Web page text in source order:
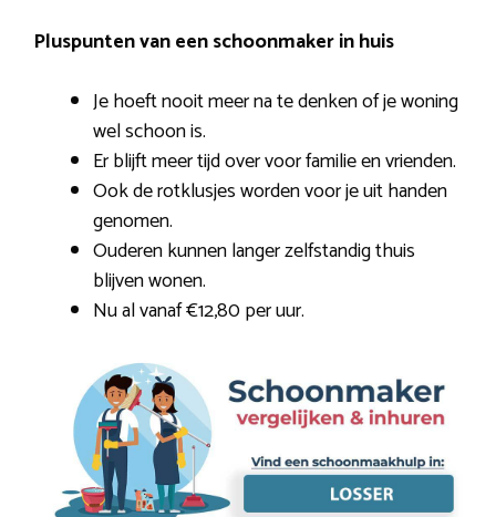
Pluspunten van een schoonmaker in huis
Je hoeft nooit meer na te denken of je woning
wel schoon is.
Er blijft meer tijd over voor familie en vrienden.
Ook de rotklusjes worden voor je uit handen
genomen.
Ouderen kunnen langer zelfstandig thuis
blijven wonen.
Nu al vanaf €12,80 per uur.